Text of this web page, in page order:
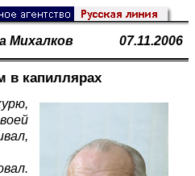
Михалков 07.11.2006
в капиллярах